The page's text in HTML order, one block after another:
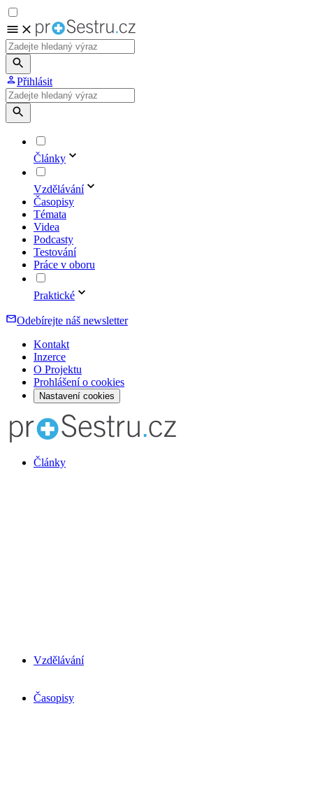
Přihlásit
Články
Vzdělávání
Časopisy
Témata
Videa
Podcasty
Testování
Práce v oboru
Praktické
Odebírejte náš newsletter
Kontakt
Inzerce
O Projektu
Prohlášení o cookies
Nastavení cookies
Články
Vzdělávání
Časopisy